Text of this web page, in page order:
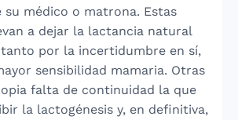
su médico o matrona. Estas
a dejar la lactancia natural
tanto por la incertidumbre en sí,
sensibilidad mamaria. Otras
falta de continuidad la que
la lactogénesis y, en definitiva,